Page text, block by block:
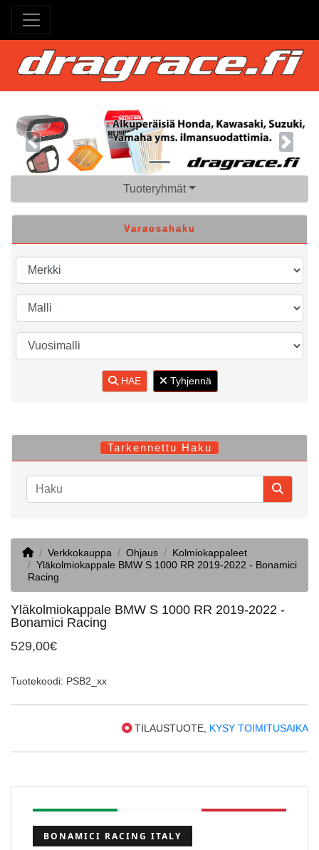
Previous Next
Tuoteryhmät
Varaosahaku
HAE Tyhjennä
Tarkennettu Haku
HomeVerkkokauppa Ohjaus
Kolmiokappaleet
Yläkolmiokappale BMW S 1000 RR 2019-2022 - Bonamici
Racing
Yläkolmiokappale BMW S 1000 RR 2019-2022 -
Bonamici Racing
529,00€
Tuotekoodi: PSB2_xx
TILAUSTUOTE, KYSY TOIMITUSAIKA
BONAMICI RACING ITALY